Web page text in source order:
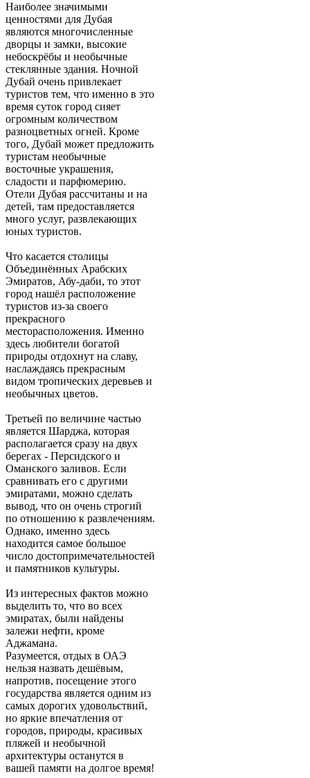
Наиболее значимыми
ценностями для Дубая
являются многочисленные
дворцы и замки, высокие
небоскрёбы и необычные
стеклянные здания. Ночной
Дубай очень привлекает
туристов тем, что именно в это
время суток город сияет
огромным количеством
разноцветных огней. Кроме
того, Дубай может предложить
туристам необычные
восточные украшения,
сладости и парфюмерию.
Отели Дубая рассчитаны и на
детей, там предоставляется
много услуг, развлекающих
юных туристов.
Что касается столицы
Объединённых Арабских
Эмиратов, Абу-даби, то этот
город нашёл расположение
туристов из-за своего
прекрасного
месторасположения. Именно
здесь любители богатой
природы отдохнут на славу,
наслаждаясь прекрасным
видом тропических деревьев и
необычных цветов.
Третьей по величине частью
является Шарджа, которая
располагается сразу на двух
берегах - Персидского и
Оманского заливов. Если
сравнивать его с другими
эмиратами, можно сделать
вывод, что он очень строгий
по отношению к развлечениям.
Однако, именно здесь
находится самое большое
число достопримечательностей
и памятников культуры.
Из интересных фактов можно
выделить то, что во всех
эмиратах, были найдены
залежи нефти, кроме
Аджамана.
Разумеется, отдых в ОАЭ
нельзя назвать дешёвым,
напротив, посещение этого
государства является одним из
самых дорогих удовольствий,
но яркие впечатления от
городов, природы, красивых
пляжей и необычной
архитектуры останутся в
вашей памяти на долгое время!